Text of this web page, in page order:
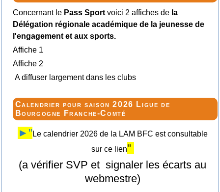
Concernant lePass Sportvoici 2 affiches dela
Délégation régionale académique de la jeunesse de
l'engagement et aux sports.
Affiche 1
Affiche 2
A diffuser largement dans les clubs
Calendrier pour saison 2026 Ligue de
Bourgogne Franche-Comté
►" Le calendrier 2026 de la LAM BFC est consultable
sur ce lien"
(a vérifier SVP et signaler les écarts au
webmestre)